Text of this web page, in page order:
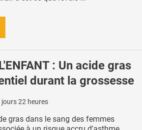
: Un acide gras
durant la grossesse
jours 22 heures
gras dans le sang des femmes